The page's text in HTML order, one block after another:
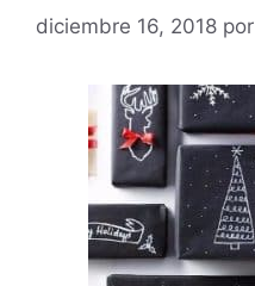
diciembre 16, 2018 por